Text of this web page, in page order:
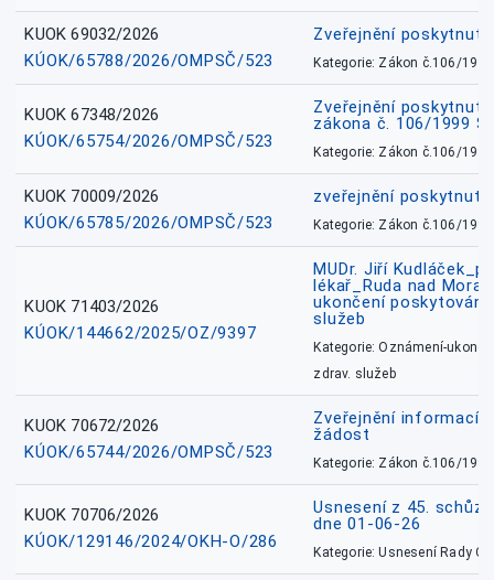
KUOK 69032/2026
KÚOK/65788/2026/OMPSČ/523
Zveřejnění
Kategorie: Zákon č.106/1999
KUOK 67348/2026
KÚOK/65754/2026/OMPSČ/523
Zveřejnění
zákona č. 106/1999
Kategorie: Zákon č.106/1999
KUOK 70009/2026
KÚOK/65785/2026/OMPSČ/523
zveřejnění
Kategorie: Zákon č.106/1999
KUOK 71403/2026
KÚOK/144662/2025/OZ/9397
MUDr. Jiří
lékař_Ruda nad
ukončení
služeb
Kategorie: Oznámení-
zdrav. služeb
KUOK 70672/2026
KÚOK/65744/2026/OMPSČ/523
Zveřejnění informací
žádost
Kategorie: Zákon č.106/1999
KUOK 70706/2026
KÚOK/129146/2024/OKH-O/286
Usnesení z 45.
dne 01-06-26
Kategorie: Usnesení Rady